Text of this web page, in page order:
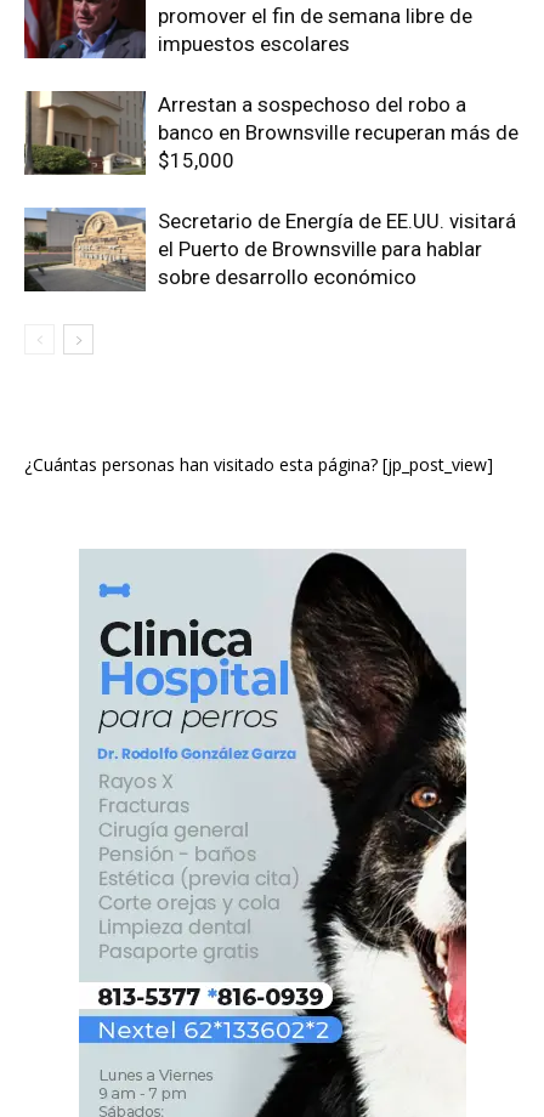
promover el fin de semana libre de
impuestos escolares
Arrestan a sospechoso del robo a
banco en Brownsville recuperan más de
$15,000
Secretario de Energía de EE.UU. visitará
el Puerto de Brownsville para hablar
sobre desarrollo económico
¿Cuántas personas han visitado esta página? [jp_post_view]